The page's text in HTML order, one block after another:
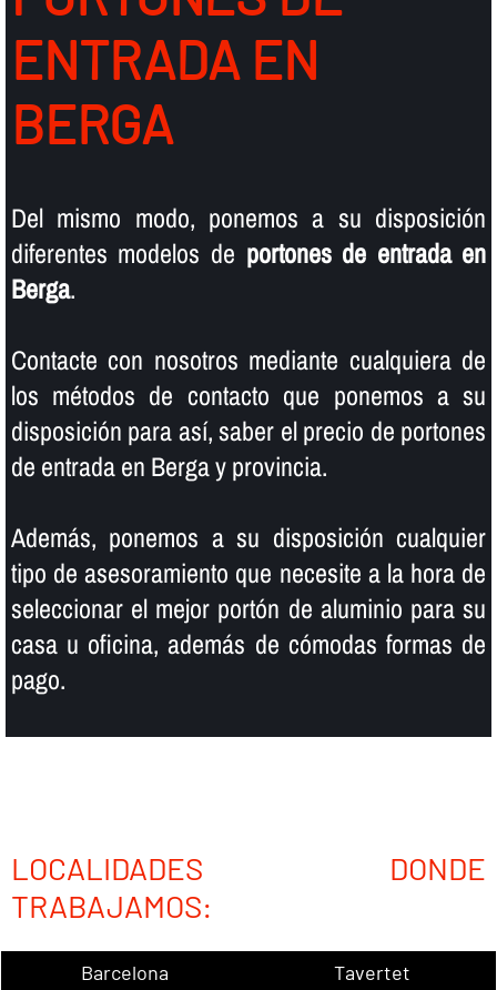
ENTRADA EN
BERGA
Del mismo modo, ponemos a su disposición
diferentes modelos de portones de entrada en
Berga.
Contacte con nosotros mediante cualquiera de
los métodos de contacto que ponemos a su
disposición para así­, saber el precio de portones
de entrada en Berga y provincia.
Además, ponemos a su disposición cualquier
tipo de asesoramiento que necesite a la hora de
seleccionar el mejor portón de aluminio para su
casa u oficina, además de cómodas formas de
pago.
LOCALIDADES DONDE
TRABAJAMOS:
Barcelona
Tavertet